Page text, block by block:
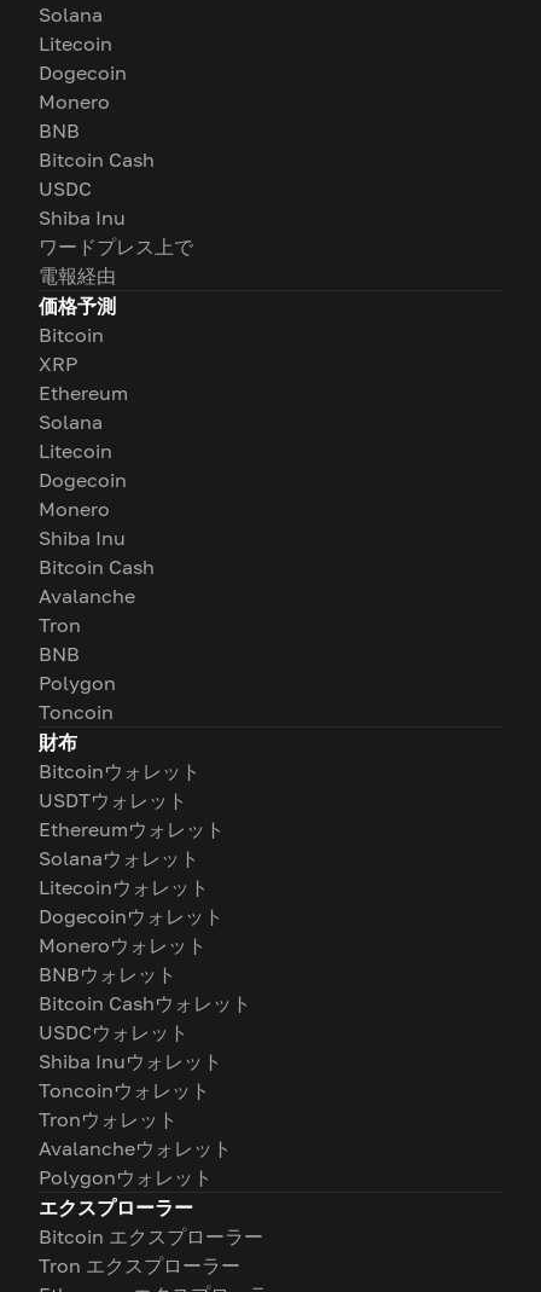
Solana
Litecoin
Dogecoin
Monero
BNB
Bitcoin Cash
USDC
Shiba Inu
ワードプレス上で
電報経由
価格予測
Bitcoin
XRP
Ethereum
Solana
Litecoin
Dogecoin
Monero
Shiba Inu
Bitcoin Cash
Avalanche
Tron
BNB
Polygon
Toncoin
財布
Bitcoinウォレット
USDTウォレット
Ethereumウォレット
Solanaウォレット
Litecoinウォレット
Dogecoinウォレット
Moneroウォレット
BNBウォレット
Bitcoin Cashウォレット
USDCウォレット
Shiba Inuウォレット
Toncoinウォレット
Tronウォレット
Avalancheウォレット
Polygonウォレット
エクスプローラー
Bitcoin エクスプローラー
Tron エクスプローラー